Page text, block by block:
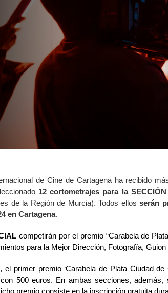
de Cine de Cartagena ha recibido
12 cortometrajes para la
de la Región de Murcia). Todos ellosserán
en Cartagena.
competirán por el premio “Carabela de
para la Mejor Dirección, Fotografía, Guion
, el primer premio ‘Carabela de Plata Ciudad
con 500 euros. En ambas secciones,